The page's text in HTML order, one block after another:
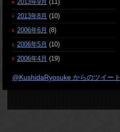
2013年9月 (11)
2013年8月 (10)
2006年6月 (8)
2006年5月 (10)
2006年4月 (19)
@KushidaRyosuke からのツイート